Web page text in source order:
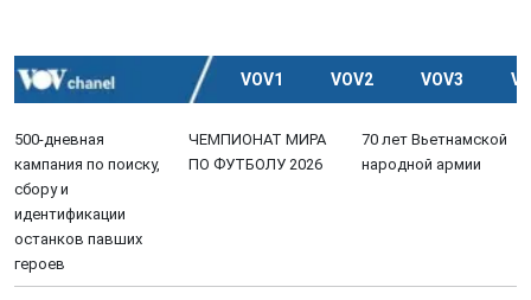
VOV1 VOV2 VOV3
500-дневная
кампания по поиску,
сбору и
идентификации
останков павших
героев
ЧЕМПИОНАТ МИРА
ПО ФУТБОЛУ 2026
70 лет Вьетнамской
народной армии